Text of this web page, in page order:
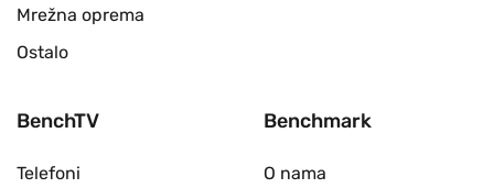
Mrežna oprema
Ostalo
BenchTV
Telefoni
Benchmark
O nama